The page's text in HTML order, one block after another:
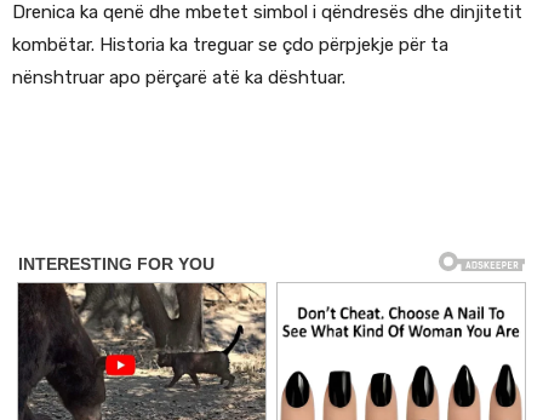
Drenica ka qenë dhe mbetet simbol i qëndresës dhe dinjitetit
kombëtar. Historia ka treguar se çdo përpjekje për ta
nënshtruar apo përçarë atë ka dështuar.